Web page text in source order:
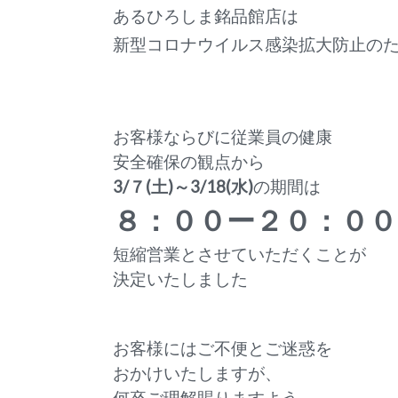
あるひろしま銘品館店は
新型コロナウイルス感染拡大防止の
お客様ならびに従業員の健康
安全確保の観点から
3/７(土)～3/18(水)の期間は
８：００ー２０：００
短縮営業とさせていただくことが
決定いたしました
お客様にはご不便とご迷惑を
おかけいたしますが、